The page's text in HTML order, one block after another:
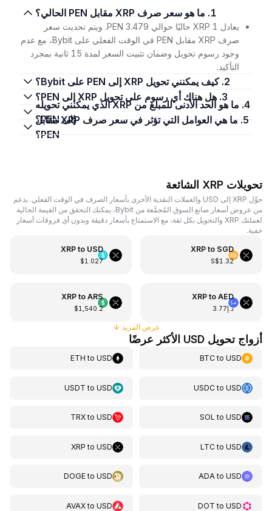
1. ما هو سعر صرف XRP مقابل PEN الحالي؟
يعادل 1 XRP حاليًا حوالي 3.479 PEN. ويتم تحديث سعر
صرف XRP مقابل PEN في الوقت الفعلي على Bybit، مع عدم
وجود رسوم تحويل وضمان تثبيت السعر لمدة 15 ثانية بمجرد
التأكيد.
2. كيف يمكنني تحويل XRP إلى PEN على Bybit؟
3. هل هناك أي رسوم على تحويل XRP إلى PEN؟
4. ما هو الحد الأدنى للمبلغ من XRP الذي يمكنني تحويله
إلى PEN؟5. ما هي العوامل التي تؤثر في سعر صرف XRP مقابل
PEN؟
تحويلات XRP الشائعة
حوِّل XRP إلى USD والعملات النقدية الأخرى بأسعار الصرف في الوقت الفعلي. بدعم
من عروض أسعار صانع السوق المُجمَّعة من Bybit، يمكنك التحقق من القيمة الحالية
لعملتك XRP والتحويل بكل ثقة، مع الاستمتاع بأسعار دقيقة وبدون أي فروقات أسعار
خفية.
XRP to SGD
S$1.32
XRP to USD
$1.027
XRP toAED
د.إ3.77
XRP toARS
$1,540.2
عرض المزيد↓
أزواج تحويل USD الأكثر عرضًا
BTCtoUSD
ETH toUSD
USDCtoUSD
USDT toUSD
SOL toUSD
TRXtoUSD
LTCtoUSD
XRP toUSD
ADAtoUSD
DOGEtoUSD
DOT toUSD
AVAXtoUSD